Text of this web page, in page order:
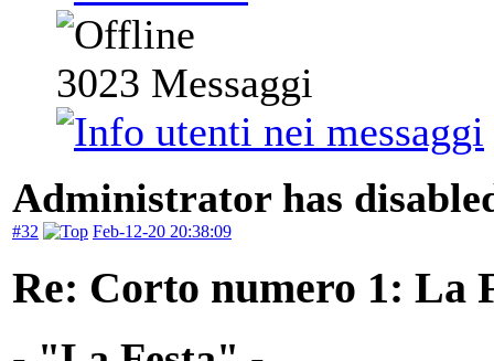
3023 Messaggi
Administrator has
#32 Feb-12-20 20:38:09
Re: Corto numero 1: La